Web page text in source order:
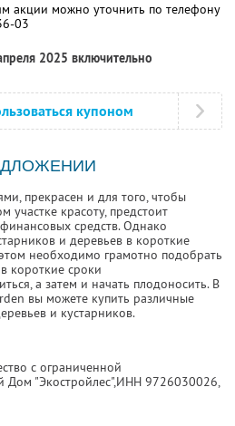
акции можно уточнить по телефону
03
2025 включительно
купоном
прекрасен и для того, чтобы
участке красоту, предстоит
средств. Однако
и деревьев в короткие
необходимо грамотно подобрать
короткие сроки
а затем и начать плодоносить. В
вы можете купить различные
и кустарников.
с ограниченной
Дом "Экостройлес",ИНН 9726030026,